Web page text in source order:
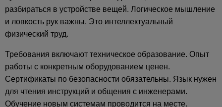
разбираться в устройстве вещей. Логическое мышление
и ловкость рук важны. Это интеллектуальный
физический труд.
Требования включают техническое образование. Опыт
работы с конкретным оборудованием ценен.
Сертификаты по безопасности обязательны. Язык нужен
для чтения инструкций и общения с инженерами.
Обучение новым системам проводится на месте.